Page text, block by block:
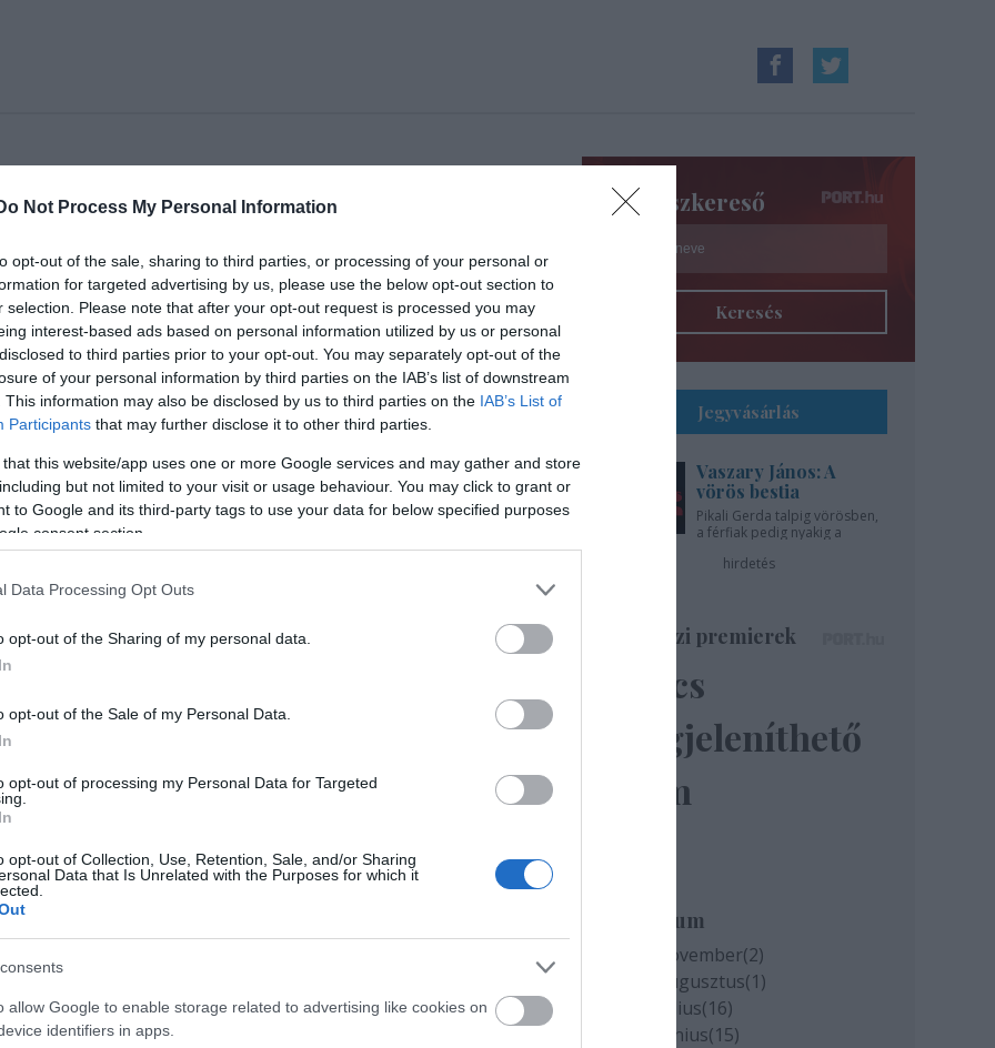
Not Process My Personal Information
opt-out of the sale, sharing to third parties, or processing of your personal or
for targeted advertising by us, please use the below opt-out section to
selection. Please note that after your opt-out request is processed you may
interest-based ads based on personal information utilized by us or personal
to third parties prior to your opt-out. You may separately opt-out of the
of your personal information by third parties on the IAB’s list of downstream
This information may also be disclosed by us to third parties on the IAB’s List of
Participants that may further disclose it to other third parties.
that this website/app uses one or more Google services and may gather and store
but not limited to your visit or usage behaviour. You may click to grant or
to Google and its third-party tags to use your data for below specified purposes
consent section.
Data Processing Opt Outs
opt-out of the Sharing of my personal data.
opt-out of the Sale of my Personal Data.
opt-out of processing my Personal Data for Targeted
opt-out of Collection, Use, Retention, Sale, and/or Sharing
Data that Is Unrelated with the Purposes for which it
allow Google to enable storage related to advertising like cookies on
identifiers in apps.
vezénylete alatt Anna Netrebko szoprán, aki
című négyfelvonásos Puccini-darab
Tiago normális életet élhet majd, a fontos az, hogy
azt üzenem, akiknek autista gyereke van, hogy ne
és tanuljanak" - fogalmazott.Anna Netrebko
betöltöm a negyvenhármat, de nincsenek
attól, hogy nincs számítógépem".
Színészkereső
Keresés
Jegyvásárlás
Vaszary János: A
vörös bestia
Pikali Gerda talpig vörösben,
a férfiak pedig nyakig a
hirdetés
Színházi premierek
Nincs
megjeleníthető
elem
Archívum
2020 november(2)
2020 augusztus(1)
2020 július(16)
2020 június(15)